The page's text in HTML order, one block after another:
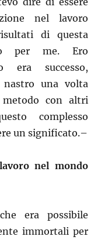
nel lavoro
di questa
per me. Ero
era successo,
una volta
con altri
complesso
un significato.–
nel mondo
era possibile
immortali per